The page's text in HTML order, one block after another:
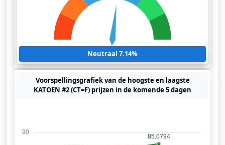
Neutraal 7.14%
Voorspellingsgrafiek van de hoogste en laagste
KATOEN #2 (CT=F) prijzen in de komende 5 dagen